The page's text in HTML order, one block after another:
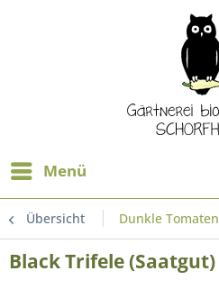
Menü
Übersicht Dunkle Tomaten
Black Trifele (Saatgut)